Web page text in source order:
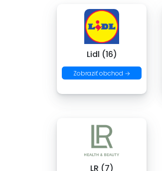
Lidl (16)
Zobraziť obchod →
LR (7)